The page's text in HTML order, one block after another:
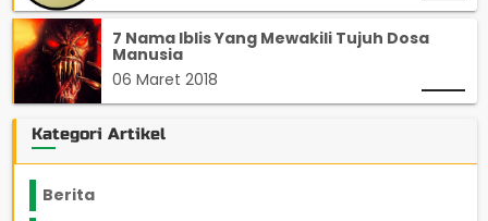
7 Nama Iblis Yang Mewakili Tujuh Dosa
Manusia
06 Maret 2018
Kategori Artikel
Berita